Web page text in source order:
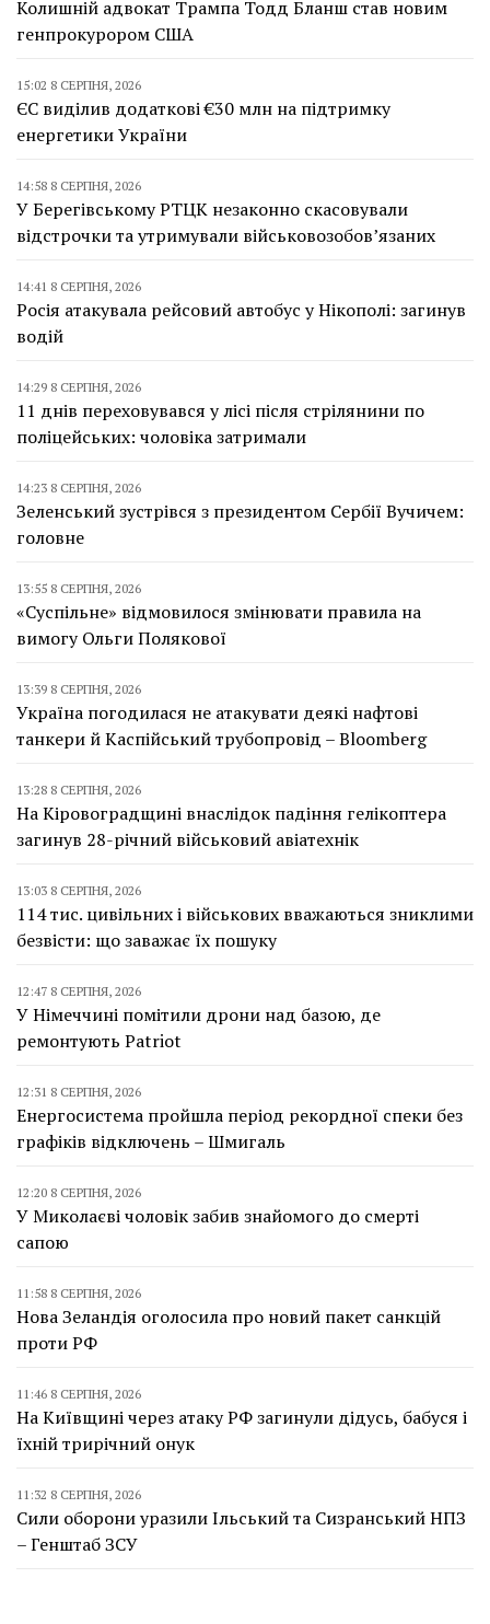
Колишній адвокат Трампа Тодд Бланш став новим
генпрокурором США
15:02 8 СЕРПНЯ, 2026
ЄС виділив додаткові €30 млн на підтримку
енергетики України
14:58 8 СЕРПНЯ, 2026
У Берегівському РТЦК незаконно скасовували
відстрочки та утримували військовозобов’язаних
14:41 8 СЕРПНЯ, 2026
Росія атакувала рейсовий автобус у Нікополі: загинув
водій
14:29 8 СЕРПНЯ, 2026
11 днів переховувався у лісі після стрілянини по
поліцейських: чоловіка затримали
14:23 8 СЕРПНЯ, 2026
Зеленський зустрівся з президентом Сербії Вучичем:
головне
13:55 8 СЕРПНЯ, 2026
«Суспільне» відмовилося змінювати правила на
вимогу Ольги Полякової
13:39 8 СЕРПНЯ, 2026
Україна погодилася не атакувати деякі нафтові
танкери й Каспійський трубопровід – Bloomberg
13:28 8 СЕРПНЯ, 2026
На Кіровоградщині внаслідок падіння гелікоптера
загинув 28-річний військовий авіатехнік
13:03 8 СЕРПНЯ, 2026
114 тис. цивільних і військових вважаються зниклими
безвісти: що заважає їх пошуку
12:47 8 СЕРПНЯ, 2026
У Німеччині помітили дрони над базою, де
ремонтують Patriot
12:31 8 СЕРПНЯ, 2026
Енергосистема пройшла період рекордної спеки без
графіків відключень – Шмигаль
12:20 8 СЕРПНЯ, 2026
У Миколаєві чоловік забив знайомого до смерті
сапою
11:58 8 СЕРПНЯ, 2026
Нова Зеландія оголосила про новий пакет санкцій
проти РФ
11:46 8 СЕРПНЯ, 2026
На Київщині через атаку РФ загинули дідусь, бабуся і
їхній трирічний онук
11:32 8 СЕРПНЯ, 2026
Сили оборони уразили Ільський та Сизранський НПЗ
– Генштаб ЗСУ